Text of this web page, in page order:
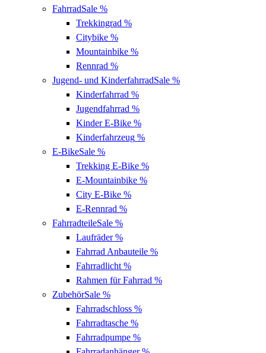
FahrradSale %
Trekkingrad %
Citybike %
Mountainbike %
Rennrad %
Jugend- und KinderfahrradSale %
Kinderfahrrad %
Jugendfahrrad %
Kinder E-Bike %
Kinderfahrzeug %
E-BikeSale %
Trekking E-Bike %
E-Mountainbike %
City E-Bike %
E-Rennrad %
FahrradteileSale %
Laufräder%
Fahrrad Anbauteile %
Fahrradlicht %
Rahmen für Fahrrad %
ZubehörSale %
Fahrradschloss %
Fahrradtasche %
Fahrradpumpe %